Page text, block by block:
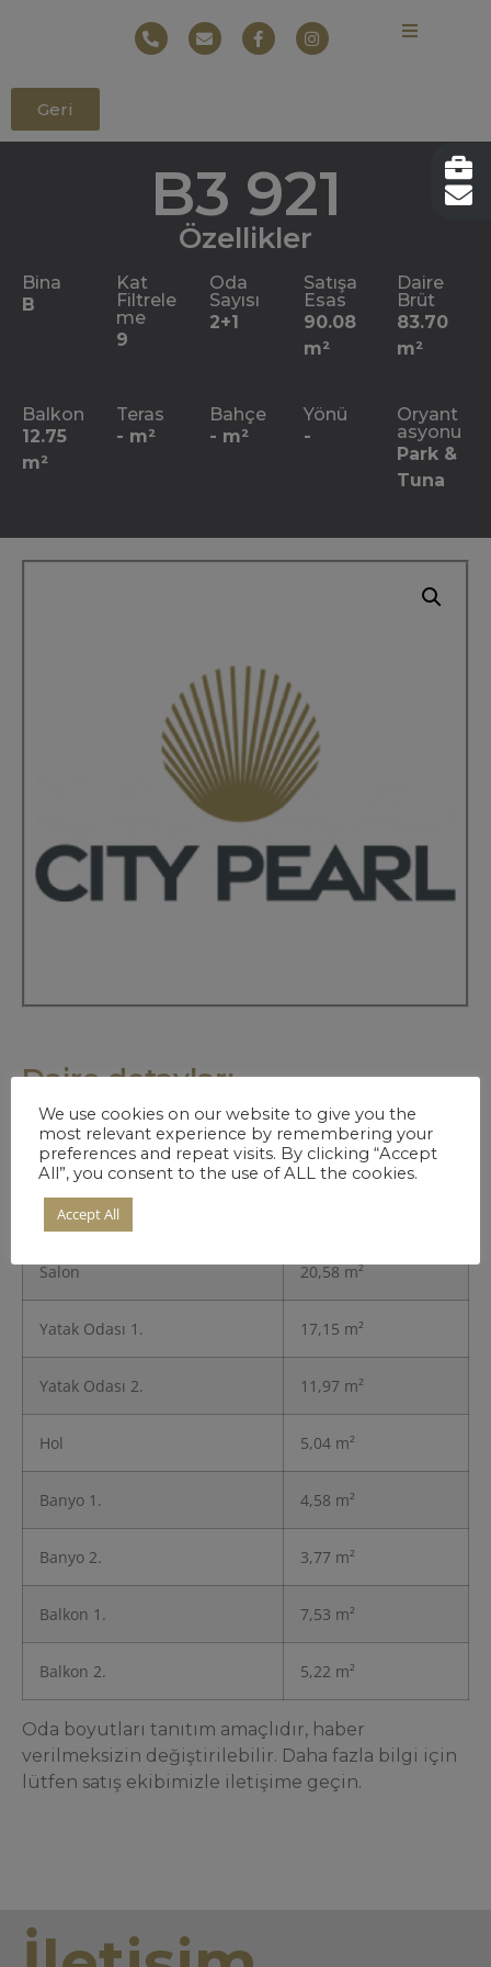
Geri
B3 921
Özellikler
Bina
B
Kat
Filtrele
me
9
Oda
Sayısı
2+1
Satışa
Esas
90.08
m²
Daire
Brüt
83.70
m²
Balkon
12.75
m²
Teras
- m²
Bahçe
- m²
Yönü
-
Oryant
asyonu
Park & ​​
Tuna
Daire detayları
Giriş 4,88 m²
Mutfak
Salon 20,58 m²
Yatak Odası 1. 17,15 m²
Yatak Odası 2. 11,97 m²
Hol 5,04 m²
Banyo 1. 4,58 m²
Banyo 2. 3,77 m²
Balkon 1. 7,53 m²
Balkon 2. 5,22 m²
Oda boyutları tanıtım amaçlıdır, haber
verilmeksizin değiştirilebilir. Daha fazla bilgi için
lütfen satış ekibimizle iletişime geçin.
We use cookies on our website to give you the
most relevant experience by remembering your
preferences and repeat visits. By clicking “Accept
All”, you consent to the use of ALL the cookies.
Accept All